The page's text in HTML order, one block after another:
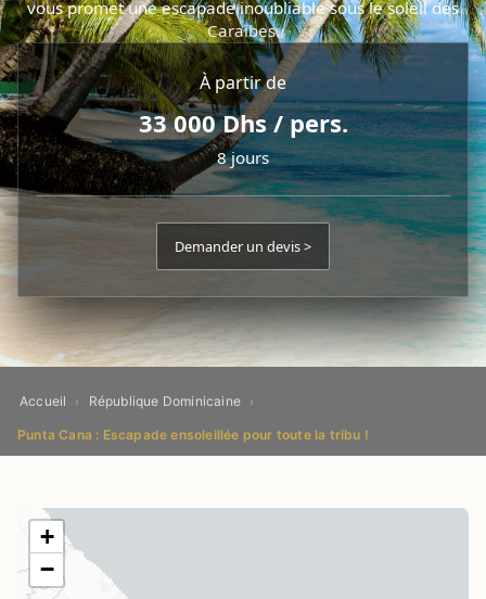
vous promet une escapade inoubliable sous le soleil des
Caraïbes.
À partir de
33 000 Dhs / pers.
8 jours
Demander un devis >
Accueil › République Dominicaine ›
Punta Cana : Escapade ensoleillée pour toute la tribu !
+
−